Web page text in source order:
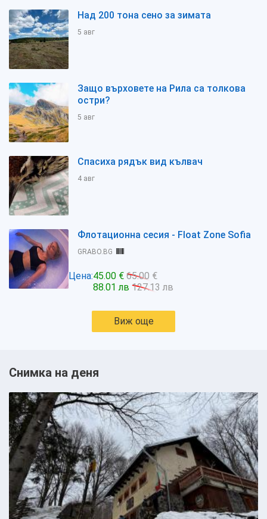
Над 200 тона сено за зимата
5 авг
Защо върховете на Рила са толкова
остри?
5 авг
Спасиха рядък вид кълвач
4 авг
Флотационна сесия - Float Zone Sofia
GRABO.BG
Цена:45.00 € 65.00 €
88.01 лв 127.13 лв
Виж още
Снимка на деня